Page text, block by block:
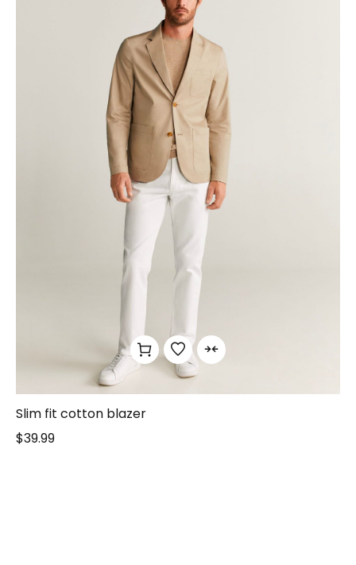
Slim fit cotton blazer
$39.99